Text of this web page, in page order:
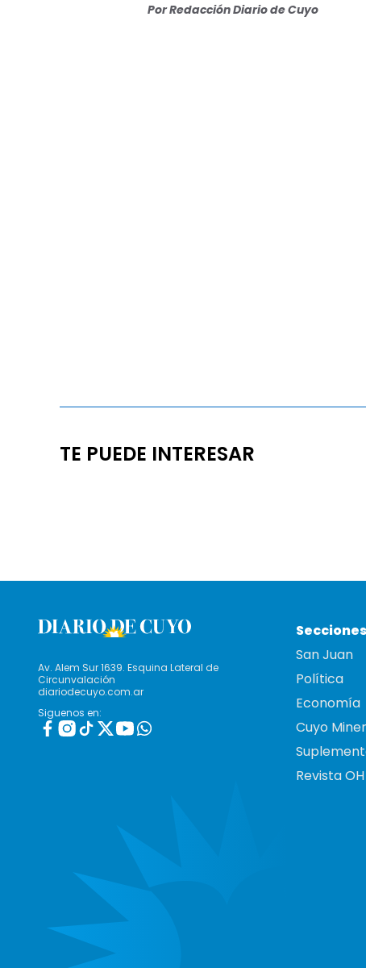
PorRedacción Diario de Cuyo
TE PUEDE INTERESAR
Av. Alem Sur 1639. Esquina Lateral de
Circunvalación
diariodecuyo.com.ar
Siguenos en:
Secciones
San Juan
Política
Economía
Cuyo
Revista OH